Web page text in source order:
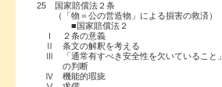
25 国家賠償法２条
（「物＝公の営造物」による損害の救済）
■国家賠償法２
Ⅰ ２条の意義
Ⅱ 条文の解釈を考える
Ⅲ 「通常有すべき安全性を欠いていること」
の判断
Ⅳ 機能的瑕疵